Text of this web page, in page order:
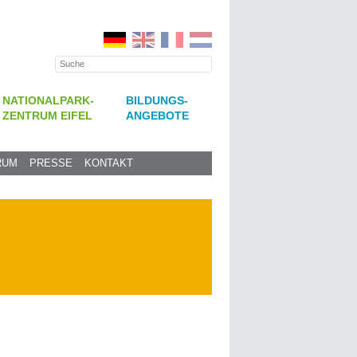
NATIONALPARK-
ZENTRUM EIFEL
BILDUNGS-
ANGEBOTE
PRESSE KONTAKT